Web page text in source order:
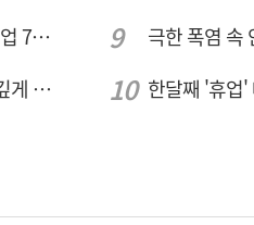
대전혁신센터, 대전창업허브 입주기업 7개사 모집
[교단만필] 더 쉽게 만드는 시대, 더 깊게 배우는 교육